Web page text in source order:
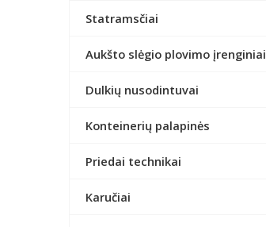
Statramsčiai
Aukšto slėgio plovimo įrenginiai
Dulkių nusodintuvai
Konteinerių palapinės
Priedai technikai
Karučiai